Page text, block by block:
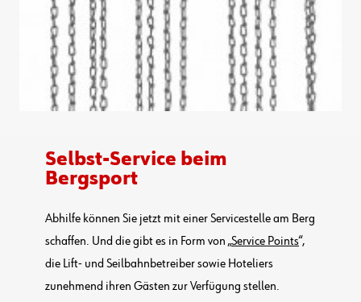
Selbst-Service beim
Bergsport
Abhilfe können Sie jetzt mit einer Servicestelle am Berg
schaffen. Und die gibt es in Form von „Service Points“,
die Lift- und Seilbahnbetreiber sowie Hoteliers
zunehmend ihren Gästen zur Verfügung stellen.